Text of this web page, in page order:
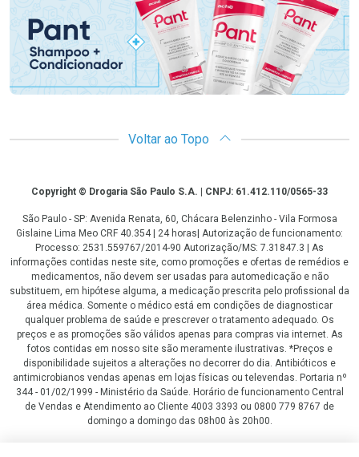
Voltar ao Topo
CopyrightCopyright © Drogaria São Paulo S.A. | CNPJ: 61.412.110/0565-33
São Paulo - SP: Avenida Renata, 60, Chácara Belenzinho - Vila Formosa
Gislaine Lima Meo CRF 40.354 | 24 horas| Autorização de funcionamento:
Processo: 2531.559767/2014-90 Autorização/MS: 7.31847.3 | As
informações contidas neste site, como promoções e ofertas de remédios e
medicamentos, não devem ser usadas para automedicação e não
substituem, em hipótese alguma, a medicação prescrita pelo profissional da
área médica. Somente o médico está em condições de diagnosticar
qualquer problema de saúde e prescrever o tratamento adequado. Os
preços e as promoções são válidos apenas para compras via internet. As
fotos contidas em nosso site são meramente ilustrativas. *Preços e
disponibilidade sujeitos a alterações no decorrer do dia. Antibióticos e
antimicrobianos vendas apenas em lojas físicas ou televendas. Portaria nº
344 - 01/02/1999 - Ministério da Saúde. Horário de funcionamento Central
de Vendas e Atendimento ao Cliente 4003 3393 ou 0800 779 8767 de
domingo a domingo das 08h00 às 20h00.